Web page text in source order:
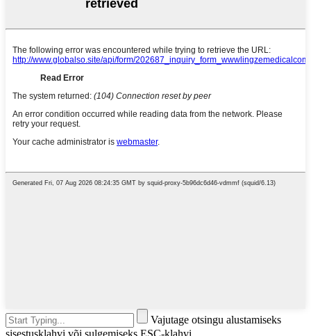
Vajutage otsingu alustamiseks